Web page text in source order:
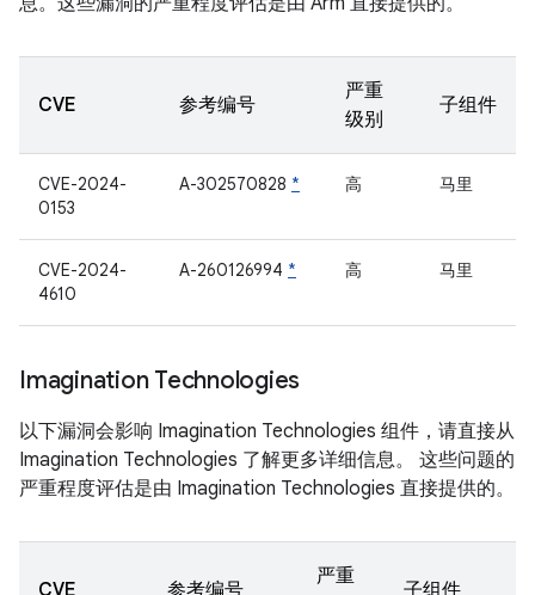
CVE 参考编号
严重
级别
子组件
CVE-2024-
0153
A-302570828 * 高 马里
CVE-2024-
4610
A-260126994 * 高 马里
Imagination Technologies
以下漏洞会影响 Imagination Technologies 组件，请直接从
Imagination Technologies 了解更多详细信息。 这些问题的
严重程度评估是由 Imagination Technologies 直接提供的。
CVE 参考编号
严重
子组件